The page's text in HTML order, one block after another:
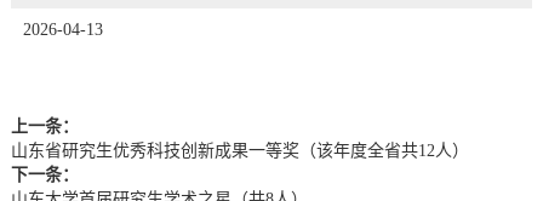
2026-04-13
上一条：
山东省研究生优秀科技创新成果一等奖（该年度全省共12人）
下一条：